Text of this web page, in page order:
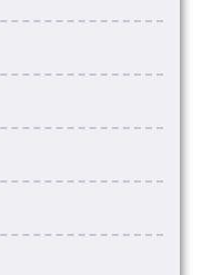
08:00 -